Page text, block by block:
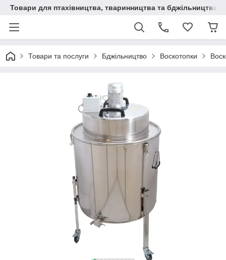
Товари для птахівництва, тваринництва та бджільництва
Товари та послуги Бджільництво Воскотопки